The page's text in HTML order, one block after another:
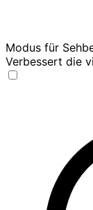
Modus für
Verbessert die